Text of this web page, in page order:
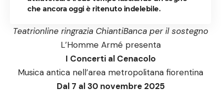
che ancora oggi è ritenuto indelebile.
Teatrionline ringrazia ChiantiBanca per il sostegno
L’Homme Armé presenta
I Concerti al Cenacolo
Musica antica nell’area metropolitana fiorentina
Dal 7 al 30 novembre 2025